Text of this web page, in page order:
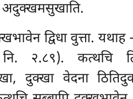
अदुक्खमसुखाति.
द्विधा वुत्ता. यथाह –
२.८९). कत्थचि
दुक्खा वेदना